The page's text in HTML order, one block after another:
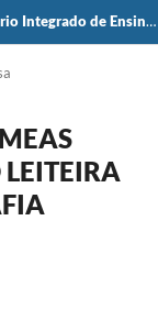
Seminário de Iniciação Científica e Seminário Integrado de Ensino, Pesquisa e Extensão (SIEPE)